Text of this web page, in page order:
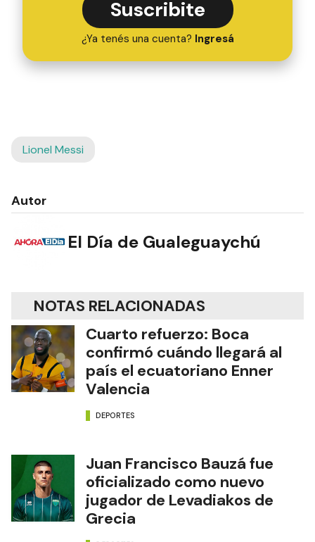
Suscribite
¿Ya tenés una cuenta? Ingresá
Lionel Messi
Autor
El Día de Gualeguaychú
NOTAS RELACIONADAS
Cuarto refuerzo: Boca
confirmó cuándo llegará al
país el ecuatoriano Enner
Valencia
DEPORTES
Juan Francisco Bauzá fue
oficializado como nuevo
jugador de Levadiakos de
Grecia